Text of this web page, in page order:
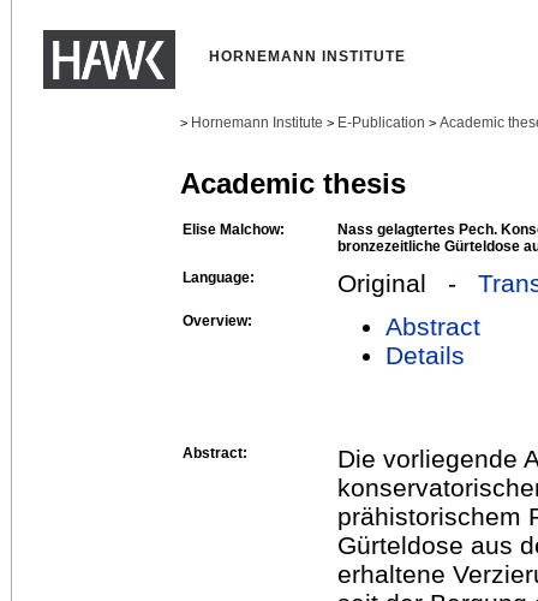
HORNEMANN INSTITUTE
> Hornemann Institute > E-Publication > Academic
Academic thesis
Elise Malchow:
Nass gelagtertes Pech.
bronzezeitliche Gürteldose
Language:
Original -
Overview:
Abstract
Details
Abstract:
Die vorliegende
prähistorischem
Gürteldose aus
erhaltene